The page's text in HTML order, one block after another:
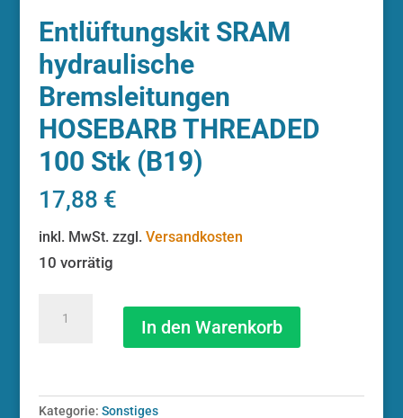
Entlüftungskit SRAM
hydraulische
Bremsleitungen
HOSEBARB THREADED
100 Stk (B19)
17,88 €
inkl. MwSt. zzgl. Versandkosten
10 vorrätig
Entlüftungskit
SRAM
THREADED
In den Warenkorb
Kategorie: Sonstiges